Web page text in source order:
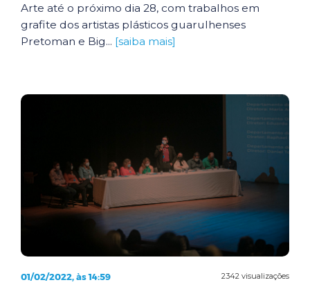
Arte até o próximo dia 28, com trabalhos em
grafite dos artistas plásticos guarulhenses
Pretoman e Big... [saiba mais]
2342 visualizações
01/02/2022, às 14:59